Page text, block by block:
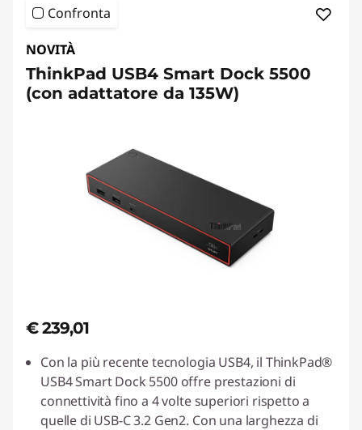
Confronta
NOVITÀ
ThinkPad USB4 Smart Dock 5500
(con adattatore da 135W)
€ 239,01
Con la più recente tecnologia USB4, il ThinkPad®
USB4 Smart Dock 5500 offre prestazioni di
connettività fino a 4 volte superiori rispetto a
quelle di USB-C 3.2 Gen2. Con una larghezza di